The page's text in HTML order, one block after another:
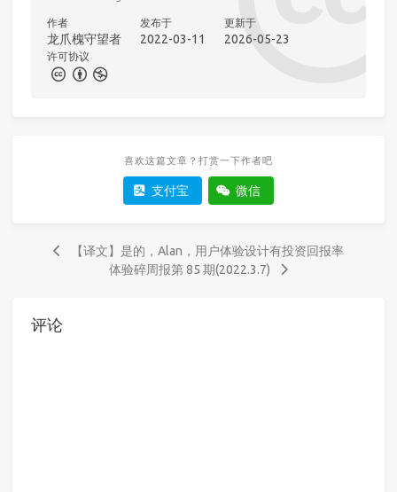
作者
龙爪槐守望者
发布于
2022-03-11
更新于
2026-05-23
许可协议
喜欢这篇文章？打赏一下作者吧
支付宝 微信
【译文】是的，Alan，用户体验设计有投资回报率
体验碎周报第 85 期(2022.3.7)
评论